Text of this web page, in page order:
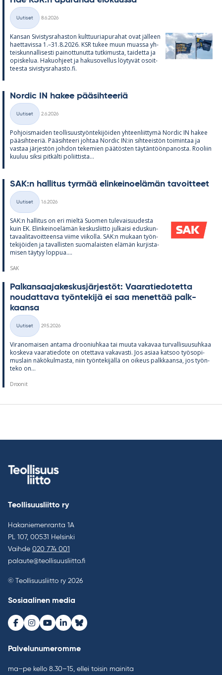
Kategoriat
Uutiset
8.6.2026
Kan­san Si­vis­tys­ra­has­ton kult­tuu­ria­pu­ra­hat ovat jäl­leen
haet­ta­vissa 1.–31.8.2026. KSR tu­kee muun muassa yh­
teis­kun­nal­li­sesti pai­not­tu­nutta tut­ki­musta, tai­detta ja
opis­ke­lua. Ha­kuoh­jeet ja ha­kuso­vel­lus löy­ty­vät osoit­
teesta si­vis­tys­ra­hasto.fi.
Nor­dic IN ha­kee pää­sih­tee­riä
Kategoriat
Uutiset
2.6.2026
Poh­jois­mai­den teol­li­suus­työn­te­ki­jöi­den yh­teen­liit­tymä Nor­dic IN ha­kee
pää­sih­tee­riä. Pää­sih­teeri joh­taa Nor­dic IN:in sih­tee­is­tön toi­min­taa ja
vas­taa jär­jes­tön joh­don te­ke­mien pää­tös­ten täy­tän­töön­pa­nosta. Roo­liin
kuu­luu siksi pit­kälti po­liit­tista...
SAK:n hal­li­tus tyr­mää elin­kei­noe­lä­män ta­voit­teet
Kategoriat
Uutiset
1.6.2026
SAK:n hal­li­tus on eri mieltä Suo­men tu­le­vai­suu­desta
kuin EK. Elin­kei­noe­lä­män kes­kus­liitto jul­kaisi edus­kun­
ta­vaa­li­ta­voit­teensa viime vii­kolla. SAK:n mu­kaan työn­
te­ki­jöi­den ja ta­val­lis­ten suo­ma­lais­ten elä­män kur­jis­ta­
mi­sen täy­tyy lop­pua....
SAK
Pal­kan­saa­ja­kes­kus­jär­jes­töt: Vaa­ra­tie­do­tetta
nou­dat­tava työn­te­kijä ei saa me­net­tää palk­
kaansa
Kategoriat
Uutiset
29.5.2026
Vi­ran­omai­sen an­tama droo­niuh­kaa tai muuta va­ka­vaa tur­val­li­suusuh­kaa
kos­keva vaa­ra­tie­dote on otet­tava va­ka­vasti. Jos asiaa kat­soo työ­so­pi­
mus­lain nä­kö­kul­masta, niin työn­te­ki­jällä on oi­keus palk­kaansa, jos työn­
teko on...
Droonit
Teollisuusliitto ry
Hakaniemenranta 1A
PL 107, 00531 Helsinki
Vaihde 020 774 001
palaute@teollisuusliitto.fi
© Teollisuusliitto ry 2026
Sosiaalinen media
Facebook
Instagram
Youtube
LinkedInBluesky
Palvelunumeromme
ma–pe kello 8.30–15, ellei toisin mainita